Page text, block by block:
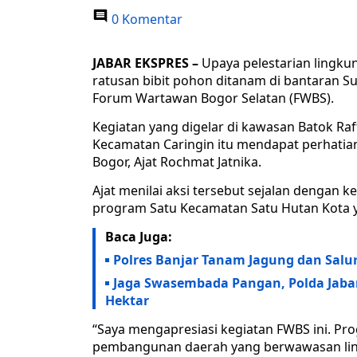
0 Komentar
JABAR EKSPRES – Upaya pelestarian
ratusan bibit pohon ditanam di bantaran
Forum Wartawan Bogor Selatan (FWBS).
Kegiatan yang digelar di kawasan Batok
Kecamatan Caringin itu mendapat
Bogor, Ajat Rochmat Jatnika.
Ajat menilai aksi tersebut sejalan dengan
program Satu Kecamatan Satu Hutan Kota
Baca Juga:
Polres Banjar Tanam Jagung dan
Jaga Swasembada Pangan, Polda
Hektar
“Saya mengapresiasi kegiatan FWBS ini.
pembangunan daerah yang berwawasan